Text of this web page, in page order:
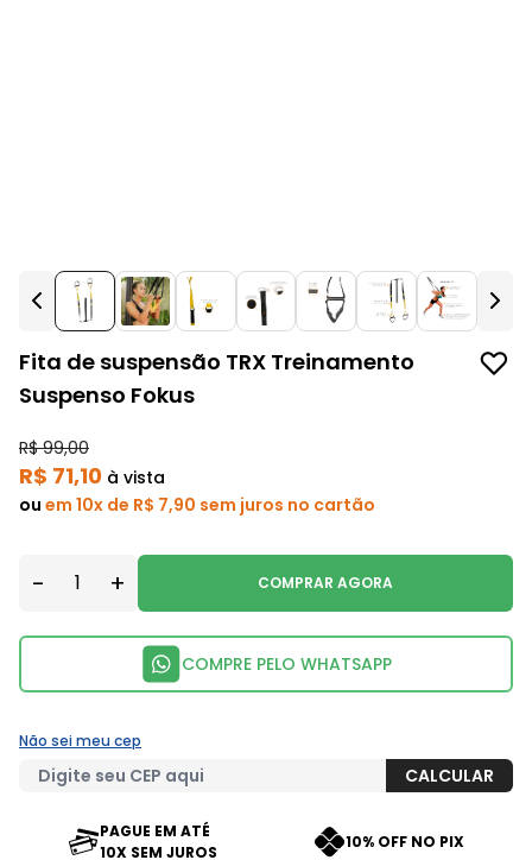
Fita de suspensão TRX Treinamento
Suspenso Fokus
R$ 99,00
R$ 71,10 à vista
ou em 10x de R$ 7,90 sem juros no cartão
- + COMPRAR AGORA
COMPRE PELO WHATSAPP
Não sei meu cep
PAGUE EM ATÉ
10X SEM JUROS
10% OFF NO PIX